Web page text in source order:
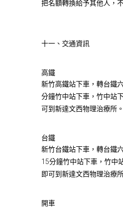
把名額轉換給予其他人，
十一、交通資訊
高鐵
新竹高鐵站下車，轉台鐵
分鐘竹中站下車，竹中站
可到新達文西物理治療所。
台鐵
新竹台鐵站下車，轉台鐵
15分鐘竹中站下車，竹中
即可到新達文西物理治療
開車